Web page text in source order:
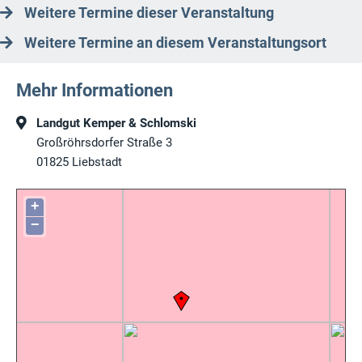
Weitere Termine dieser Veranstaltung
Weitere Termine an diesem Veranstaltungsort
Mehr Informationen
Landgut Kemper & Schlomski
Großröhrsdorfer Straße 3
01825 Liebstadt
+
−